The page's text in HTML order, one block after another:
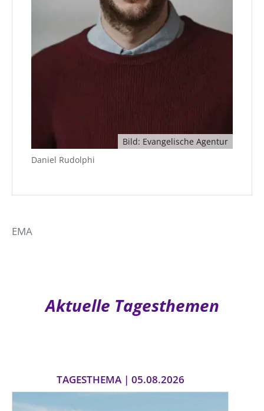
Bild: Evangelische Agentur
Daniel Rudolphi
EMA
Aktuelle Tagesthemen
TAGESTHEMA | 05.08.2026